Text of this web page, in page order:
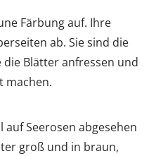
Färbung auf. Ihre
ab. Sie sind die
die Blätter anfressen und
machen.
auf Seerosen abgesehen
groß und in braun,